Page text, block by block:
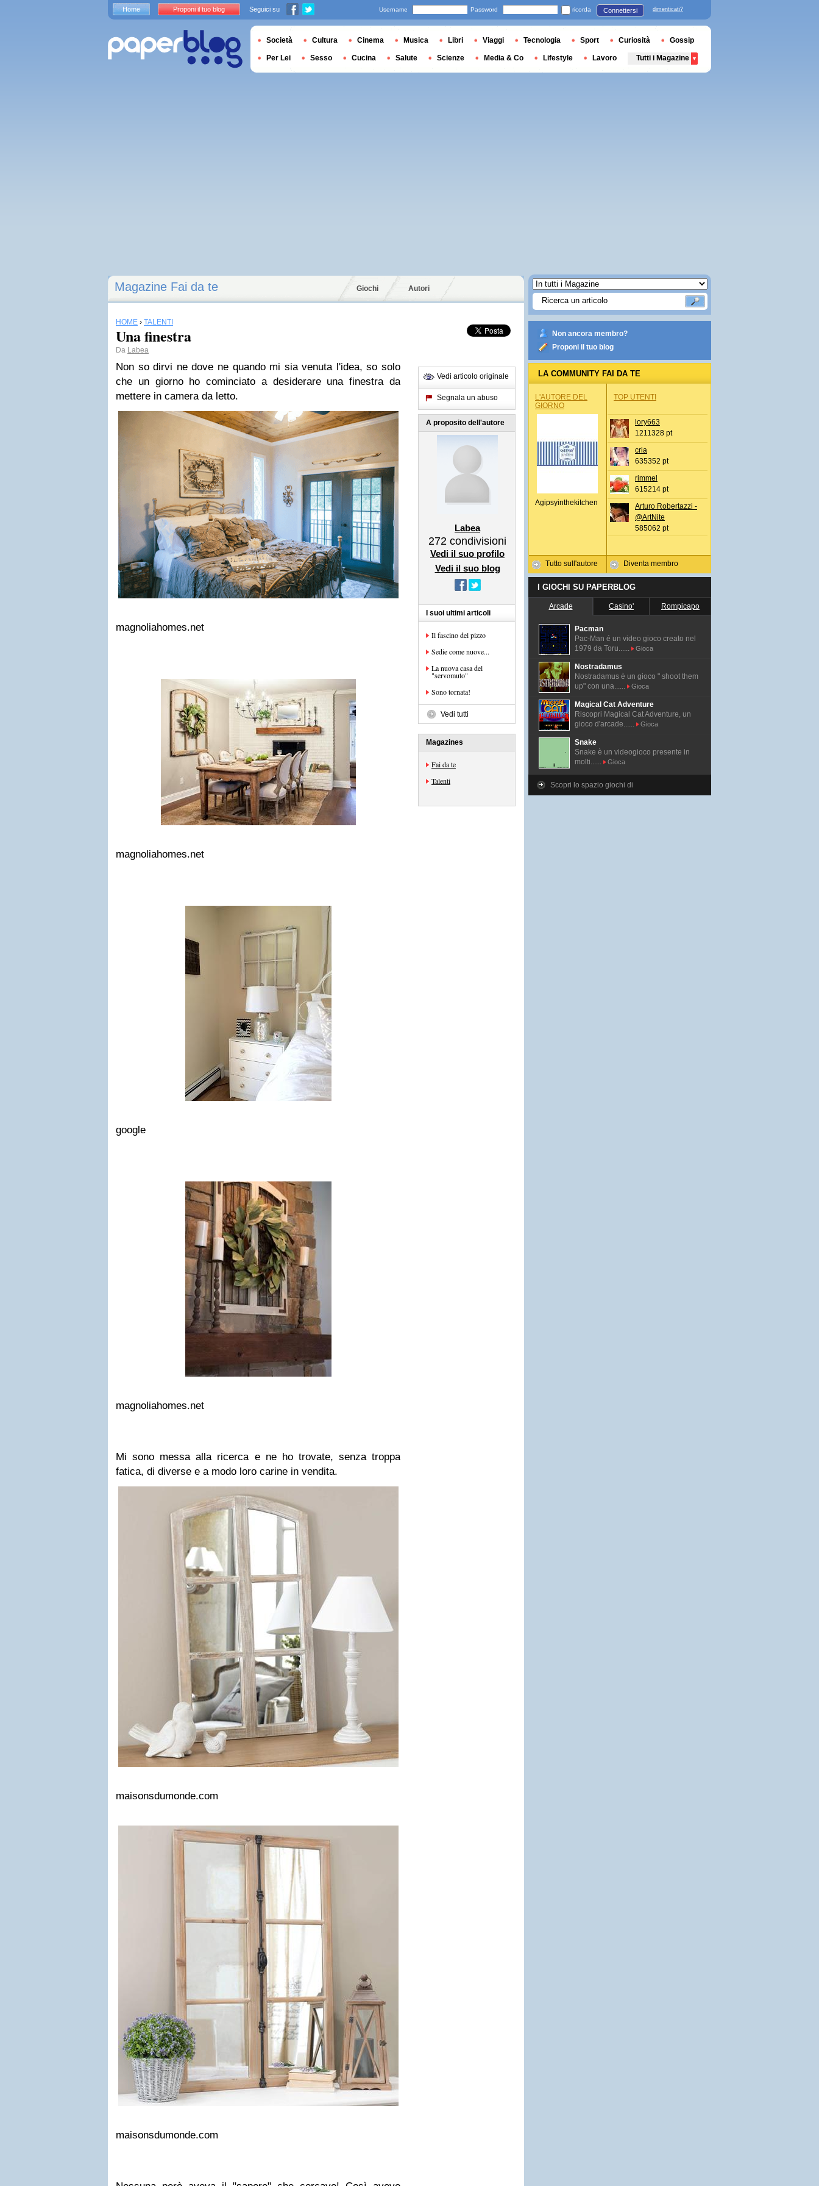
Magazine Fai da te Giochi Autori
HOME › TALENTI
Una finestra
Da Labea
Non so dirvi ne dove ne quando mi sia venuta l'idea, so solo
che un giorno ho cominciato a desiderare una finestra da
mettere in camera da letto.
magnoliahomes.net
magnoliahomes.net
google
magnoliahomes.net
Mi sono messa alla ricerca e ne ho trovate, senza troppa
fatica, di diverse e a modo loro carine in vendita.
maisonsdumonde.com
maisonsdumonde.com
Vedi articolo originale
Segnala un abuso
A proposito dell'autore
Labea
272 condivisioni
Vedi il suo profilo
Vedi il suo blog
I suoi ultimi articoli
Il fascino del pizzo
Sedie come nuove...
La nuova casa del
"servomuto"
Sono tornata!
Vedi tutti
Magazines
Fai da te
Talenti
Non ancora membro?
Proponi il tuo blog
LA COMMUNITY FAI DA TE
L'AUTORE DEL
GIORNO
Agipsyinthekitchen
Tutto sull'autore
TOP UTENTI
lory663
1211328 pt
cria
635352 pt
rimmel
615214 pt
Arturo Robertazzi -
@ArtNite
585062 pt
Diventa membro
I GIOCHI SU PAPERBLOG
Arcade Casino' Rompicapo
Pacman
Pac-Man é un video gioco creato nel
1979 da Toru......
Gioca
Nostradamus
Nostradamus è un gioco " shoot them
up" con una......
Gioca
Magical Cat Adventure
Riscopri Magical Cat Adventure, un
gioco d'arcade......
Gioca
Snake
Snake è un videogioco presente in
molti......
Gioca
Scopri lo spazio giochi di
Home Proponi il tuo blog Seguici su Username Password ricorda Connettersi dimenticati?
Società Cultura Cinema Musica Libri Viaggi Tecnologia Sport Curiosità Gossip
Per Lei Sesso Cucina Salute Scienze Media & Co Lifestyle Lavoro Tutti i Magazine